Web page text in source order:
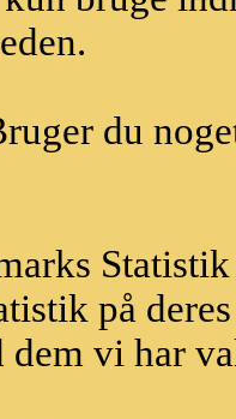
du
på
dem vi har